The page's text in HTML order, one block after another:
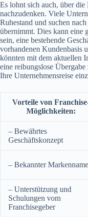
Es lohnt sich auch, über
nachzudenken. Viele
Ruhestand und suchen
übernimmt. Dies kann eine
sein, eine bestehende
vorhandenen Kundenbasis
könnten mit dem aktuellen
eine reibungslose
Ihre Unternehmensreise
Vorteile von
Möglichkeiten:
– Bewährtes
Geschäftskonzept
– Bekannter Markenname
– Unterstützung und
Schulungen vom
Franchisegeber